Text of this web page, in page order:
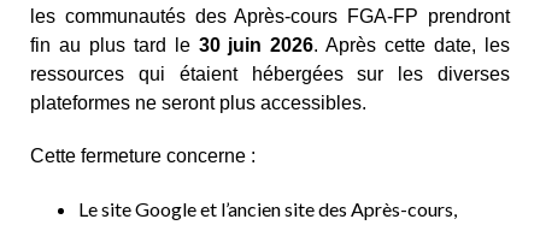
les communautés des Après-cours FGA-FP prendront
fin au plus tard le 30 juin 2026. Après cette date, les
ressources qui étaient hébergées sur les diverses
plateformes ne seront plus accessibles.
Cette fermeture concerne :
Le site Google et l’ancien site des Après-cours,